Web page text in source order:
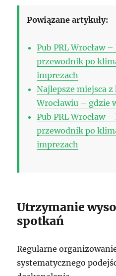
Powiązane artykuły:
Pub PRL Wrocław
przewodnik po
imprezach
Najlepsze miejsca
Wrocławiu – gdzie
Pub PRL Wrocław
przewodnik po
imprezach
Utrzymanie
spotkań
Regularne
systematycznego